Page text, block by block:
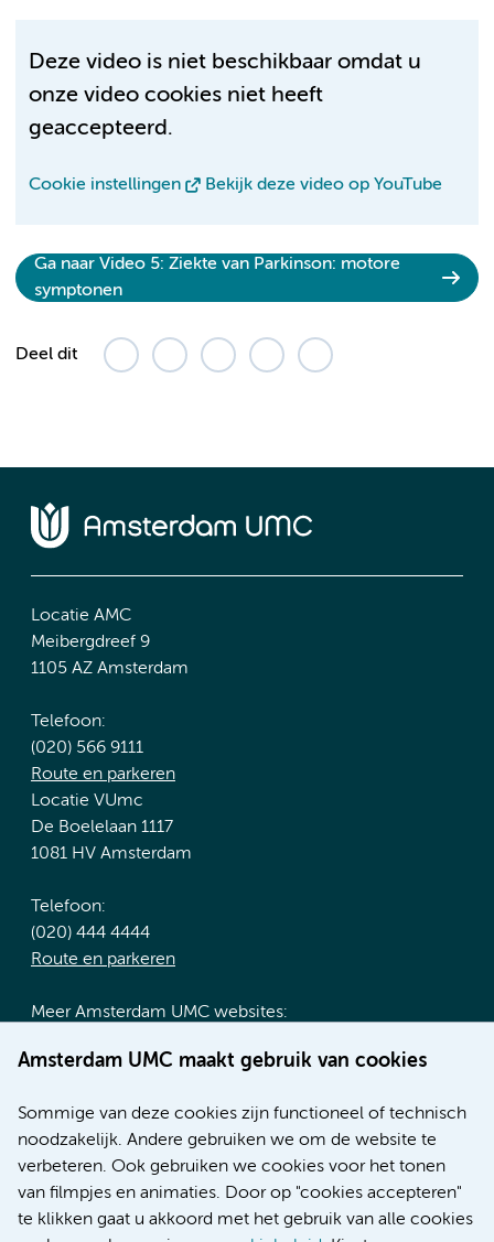
Deze video is niet beschikbaar omdat u
onze video cookies niet heeft
geaccepteerd.
Cookie instellingen Bekijk deze video op YouTube
Ga naar Video 5: Ziekte van Parkinson: motore
symptonen
Deel dit
Amsterdam UMC maakt gebruik van cookies
Sommige van deze cookies zijn functioneel of technisch
noodzakelijk. Andere gebruiken we om de website te
verbeteren. Ook gebruiken we cookies voor het tonen
van filmpjes en animaties. Door op "cookies accepteren"
te klikken gaat u akkoord met het gebruik van alle cookies
Locatie AMC
Meibergdreef 9
1105 AZ Amsterdam
Telefoon:
(020) 566 9111
Route en parkeren
Locatie VUmc
De Boelelaan 1117
1081 HV Amsterdam
Telefoon:
(020) 444 4444
Route en parkeren
Meer Amsterdam UMC websites:
Werken bij Amsterdam UMC
Nieuws
Research
Educatie locatie AMC
Educatie locatie VUmc